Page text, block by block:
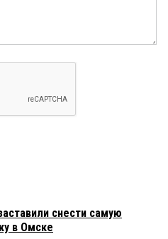
снести самую
в Омске